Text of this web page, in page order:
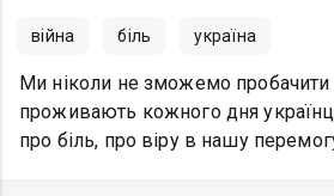
війна біль україна
Ми ніколи не зможемо пробачити
проживають кожного дня
про біль, про віру в нашу